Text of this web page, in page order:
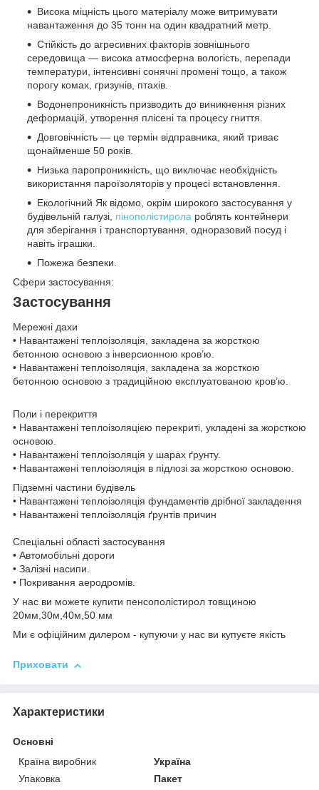
Висока міцність цього матеріалу може витримувати
навантаження до 35 тонн на один квадратний метр.
Стійкість до агресивних факторів зовнішнього
середовища — висока атмосферна вологість, перепади
температури, інтенсивні сонячні промені тощо, а також
порогу комах, гризунів, птахів.
Водонепроникність призводить до виникнення різних
деформацій, утворення плісені та процесу гниття.
Довговічність — це термін відправника, який триває
щонайменше 50 років.
Низька паропроникність, що виключає необхідність
використання пароїзоляторів у процесі встановлення.
Екологічний Як відомо, окрім широкого застосування у
будівельній галузі, пінополістирола роблять контейнери
для зберігання і транспортування, одноразовий посуд і
навіть іграшки.
Пожежа безпеки.
Сфери застосування:
Застосування
Мережні дахи
• Навантажені теплоізоляція, закладена за жорсткою
бетонною основою з інверсионною кров’ю.
• Навантажені теплоізоляція, закладена за жорсткою
бетонною основою з традиційною експлуатованою кров’ю.
Поли і перекриття
• Навантажені теплоізоляцією перекриті, укладені за жорсткою
основою.
• Навантажені теплоізоляція у шарах ґрунту.
• Навантажені теплоізоляція в підлозі за жорсткою основою.
Підземні частини будівель
• Навантажені теплоізоляція фундаментів дрібної закладення
• Навантажені теплоізоляція ґрунтів причин
Спеціальні області застосування
• Автомобільні дороги
• Залізні насипи.
• Покривання аеродромів.
У нас ви можете купити пенсополістирол товщиною
20мм,30м,40м,50 мм
Ми є офіційним дилером - купуючи у нас ви купуєте якість
Приховати
Характеристики
Основні
Країна виробник
Україна
Упаковка
Пакет